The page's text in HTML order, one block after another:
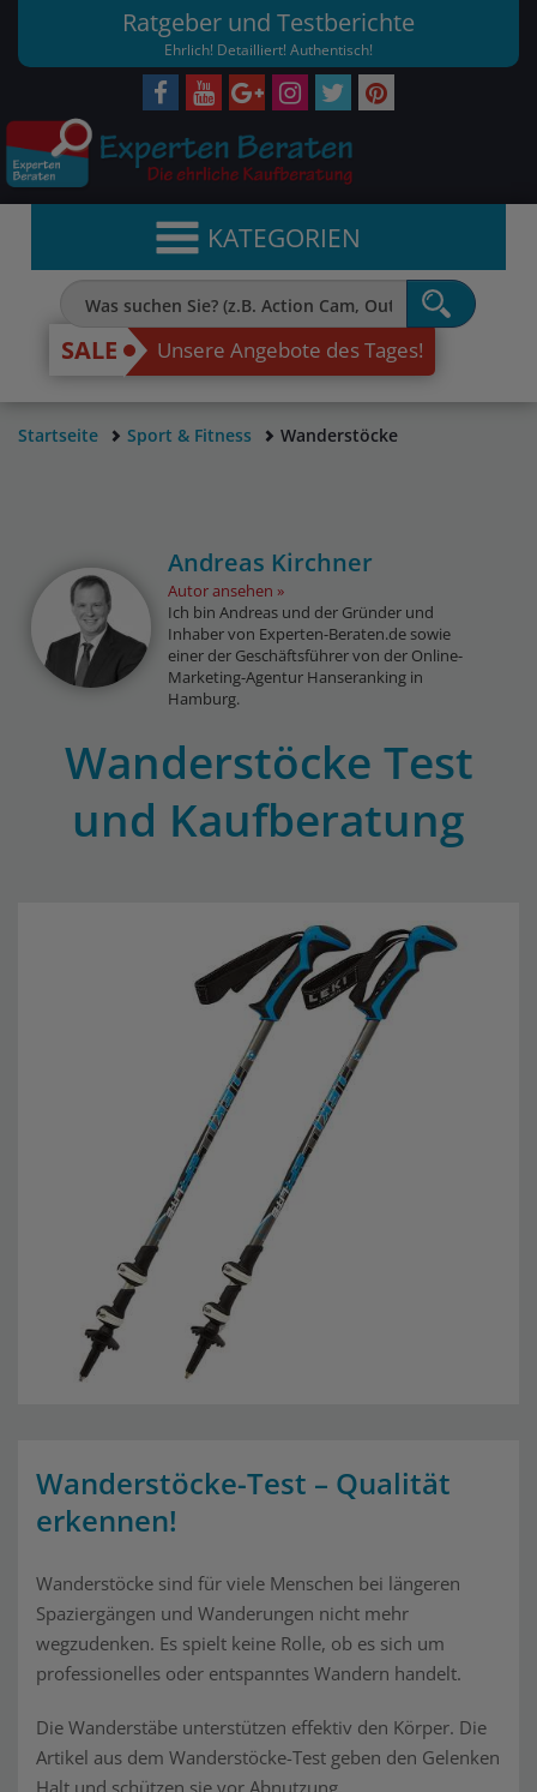
Ratgeber und Testberichte
Ehrlich! Detailliert! Authentisch!
KATEGORIEN
SALE Unsere Angebote des Tages!
Startseite Sport & Fitness Wanderstöcke
Andreas Kirchner
Autor ansehen
Ich bin Andreas und der Gründer und
Inhaber von Experten-Beraten.de sowie
einer der Geschäftsführer von der Online-
Marketing-Agentur Hanseranking in
Hamburg.
Wanderstöcke Test
und Kaufberatung
Wanderstöcke-Test – Qualität
erkennen!
Wanderstöcke sind für viele Menschen bei längeren
Spaziergängen und Wanderungen nicht mehr
wegzudenken. Es spielt keine Rolle, ob es sich um
professionelles oder entspanntes Wandern handelt.
Die Wanderstäbe unterstützen effektiv den Körper. Die
Artikel aus dem Wanderstöcke-Test geben den Gelenken
Halt und schützen sie vor Abnutzung.